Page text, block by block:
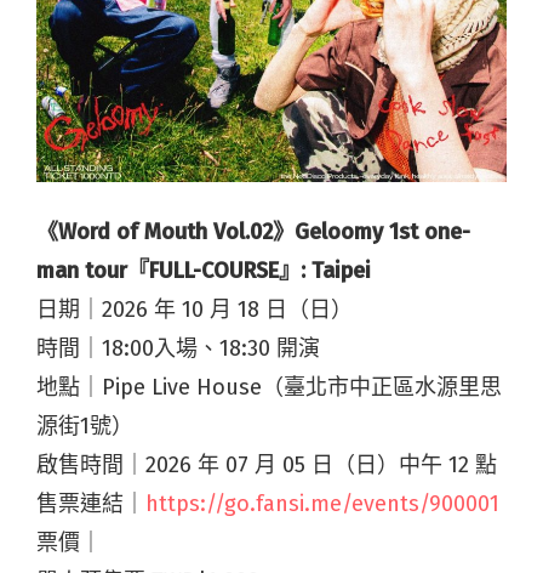
《Word of Mouth Vol.02》Geloomy 1st one-
man tour『FULL-COURSE』: Taipei
日期｜2026 年 10 月 18 日（日）
時間｜18:00入場、18:30 開演
地點｜Pipe Live House（臺北市中正區水源里思
源街1號）
啟售時間｜2026 年 07 月 05 日（日）中午 12 點
售票連結｜ https://go.fansi.me/events/900001
票價｜